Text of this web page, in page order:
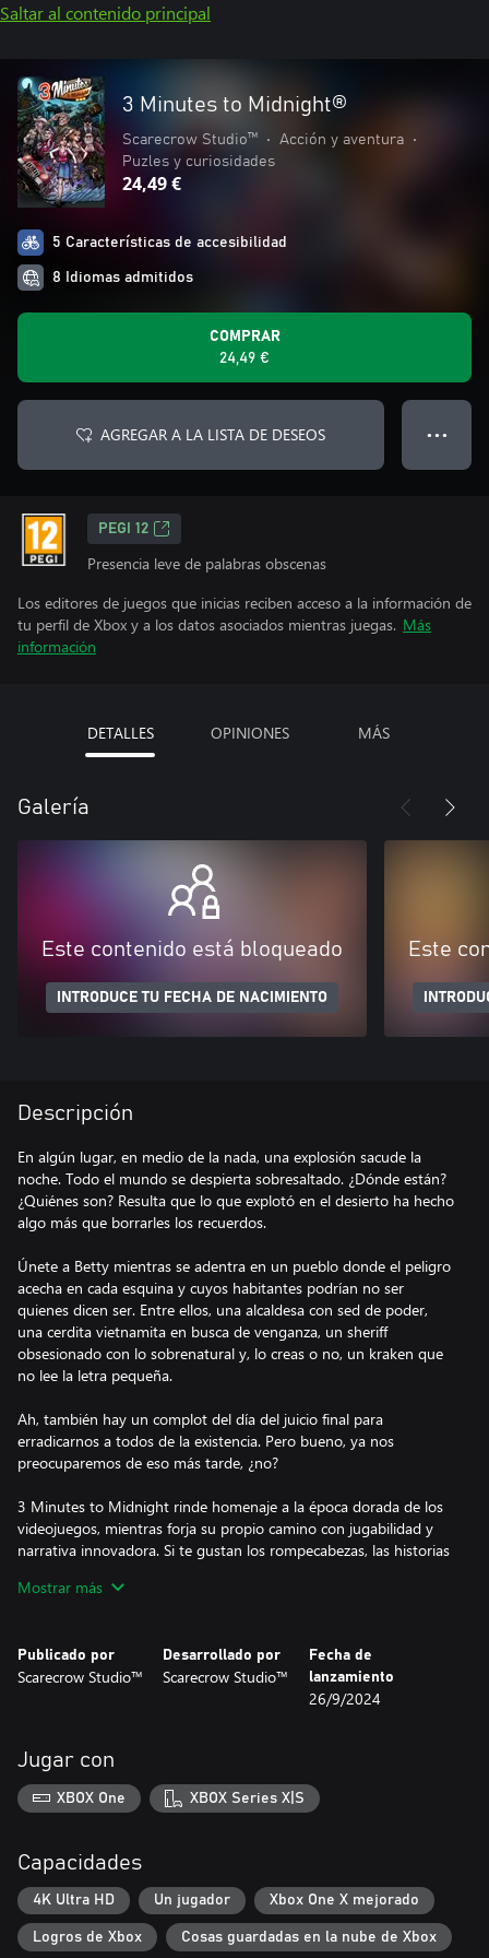
Saltar al contenido principal
3 Minutes to Midnight®
Scarecrow Studio™ • Acción y aventura
•
Puzles y curiosidades
24,49 €
5 Características de accesibilidad
8 Idiomas admitidos
COMPRAR
24,49 €
AGREGAR A LA LISTA DE DESEOS ● ● ●
PEGI 12
Presencia leve de palabras obscenas
Los editores de juegos que inicias reciben acceso a la información de
tu perfil de Xbox y a los datos asociados mientras juegas. Más
información
DETALLES OPINIONES MÁS
Galería
Este contenido está bloqueado
INTRODUCE TU FECHA DE NACIMIENTO
Este
Descripción
En algún lugar, en medio de la nada, una explosión sacude la
noche. Todo el mundo se despierta sobresaltado. ¿Dónde están?
¿Quiénes son? Resulta que lo que explotó en el desierto ha hecho
algo más que borrarles los recuerdos.
Únete a Betty mientras se adentra en un pueblo donde el peligro
acecha en cada esquina y cuyos habitantes podrían no ser
quienes dicen ser. Entre ellos, una alcaldesa con sed de poder,
una cerdita vietnamita en busca de venganza, un sheriff
obsesionado con lo sobrenatural y, lo creas o no, un kraken que
no lee la letra pequeña.
Ah, también hay un complot del día del juicio final para
erradicarnos a todos de la existencia. Pero bueno, ya nos
preocuparemos de eso más tarde, ¿no?
3 Minutes to Midnight rinde homenaje a la época dorada de los
videojuegos, mientras forja su propio camino con jugabilidad y
narrativa innovadora. Si te gustan los rompecabezas, las historias
billete para una experiencia inolvidable.
Mostrar más
Publicado por
Scarecrow Studio™
Desarrollado por
Scarecrow Studio™
Fecha de
lanzamiento
26/9/2024
Jugar con
XBOX One XBOX Series X|S
Capacidades
4K Ultra HD Un jugador Xbox One X mejorado
Logros de Xbox Cosas guardadas en la nube de Xbox